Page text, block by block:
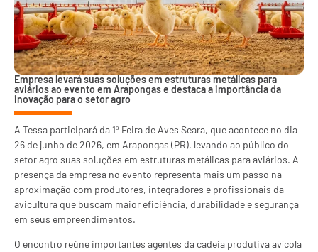
Empresa levará suas soluções em estruturas metálicas para
aviários ao evento em Arapongas e destaca a importância da
inovação para o setor agro
A Tessa participará da 1ª Feira de Aves Seara, que acontece no dia
26 de junho de 2026, em Arapongas (PR), levando ao público do
setor agro suas soluções em estruturas metálicas para aviários. A
presença da empresa no evento representa mais um passo na
aproximação com produtores, integradores e profissionais da
avicultura que buscam maior eficiência, durabilidade e segurança
em seus empreendimentos.
O encontro reúne importantes agentes da cadeia produtiva avícola